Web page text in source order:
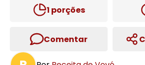
1 porções
Comentar